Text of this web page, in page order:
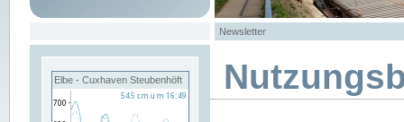
Newsletter
Elbe - Cuxhaven Steubenhöft